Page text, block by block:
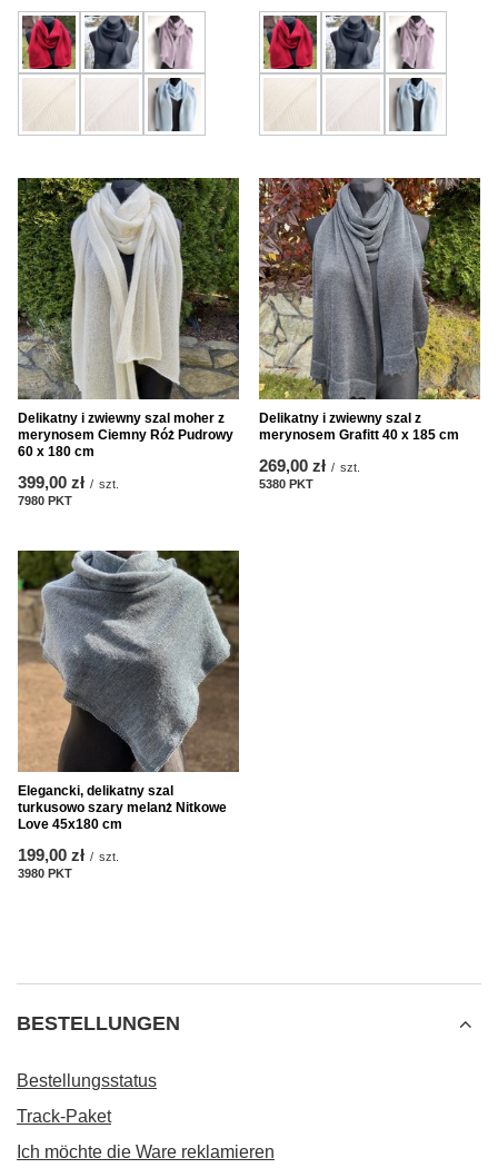
Delikatny i zwiewny szal moher z
merynosem Ciemny Róż Pudrowy
60 x 180 cm
399,00 zł / szt.
7980 PKT
Delikatny i zwiewny szal z
merynosem Grafitt 40 x 185 cm
269,00 zł / szt.
5380 PKT
Elegancki, delikatny szal
turkusowo szary melanż Nitkowe
Love 45x180 cm
199,00 zł / szt.
3980 PKT
BESTELLUNGEN
Bestellungsstatus
Track-Paket
Ich möchte die Ware reklamieren